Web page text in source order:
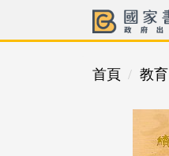
首頁 教育